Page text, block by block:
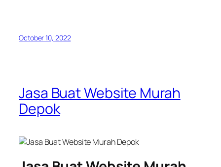
October 10, 2022
Jasa Buat Website Murah
Depok